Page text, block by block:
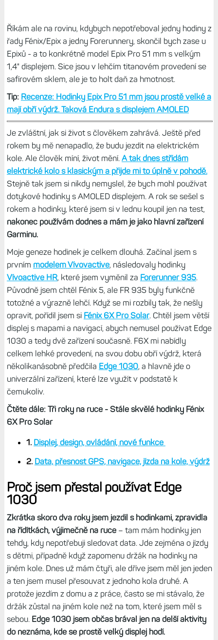
Říkám ale na rovinu, kdybych nepotřeboval jedny hodiny z
řady Fénix/Epix a jedny Forerunnery, skončil bych zase u
Epixů - a to konkrétně model Epix Pro 51 mm s velkým
1,4" displejem. Sice jsou v lehčím titanovém provedení se
safírovém sklem, ale je to holt daň za hmotnost.
Tip: Recenze: Hodinky Epix Pro 51 mm jsou prostě velké a
mají obří výdrž. Taková Endura s displejem AMOLED
Je zvláštní, jak si život s člověkem zahrává. Ještě před
rokem by mě nenapadlo, že budu jezdit na elektrickém
kole. Ale člověk míní, život mění. A tak dnes střídám
elektrické kolo s klasickým a přijde mi to úplně v pohodě.
Stejně tak jsem si nikdy nemyslel, že bych mohl používat
dotykové hodinky s AMOLED displejem. A rok se sešel s
rokem a hodinky, které jsem si v lednu koupil jen na test,
nakonec používám dodnes a mám je jako hlavní zařízení
Garminu.
Moje geneze hodinek je celkem dlouhá. Začínal jsem s
prvním modelem Vívovactive, následovaly hodinky
Vívoactive HR, které jsem vyměnil za Forerunner 935.
Původně jsem chtěl Fénix 5, ale FR 935 byly funkčně
totožné a výrazně lehčí. Když se mi rozbily tak, že nešly
opravit, pořídil jsem si Fénix 6X Pro Solar. Chtěl jsem větší
displej s mapami a navigací, abych nemusel používat Edge
1030 a tedy dvě zařízení současně. F6X mi nabídly
celkem lehké provedení, na svou dobu obří výdrž, která
několikanásobně předčila Edge 1030, a hlavně jde o
univerzální zařízení, které lze využít v podstatě k
čemukoliv.
Čtěte dále: Tři roky na ruce - Stále skvělé hodinky Fénix
6X Pro Solar
1. Displej, design, ovládání, nové funkce
2. Data, přesnost GPS, navigace, jízda na kole, výdrž
Proč jsem přestal používat Edge
1030
Zkrátka skoro dva roky jsem jezdil s hodinkami, zpravidla
na řídítkách, výjimečně na ruce– tam mám hodinky jen
tehdy, kdy nepotřebuji sledovat data. Jde zejména o jízdy
s dětmi, případně když zapomenu držák na hodinky na
jiném kole. Dnes už mám čtyři, ale dříve jsem měl jen jeden
a ten jsem musel přesouvat z jednoho kola druhé. A
protože jezdím z domu a z práce, často se mi stávalo, že
držák zůstal na jiném kole než na tom, které jsem měl s
sebou. Edge 1030 jsem občas brával jen na delší aktivity
do neznáma, kde se prostě velký displej hodí.